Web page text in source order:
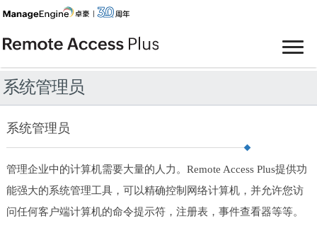
系统管理员
系统管理员
管理企业中的计算机需要大量的人力。Remote Access Plus提供功
能强大的系统管理工具，可以精确控制网络计算机，并允许您访
问任何客户端计算机的命令提示符，注册表，事件查看器等等。